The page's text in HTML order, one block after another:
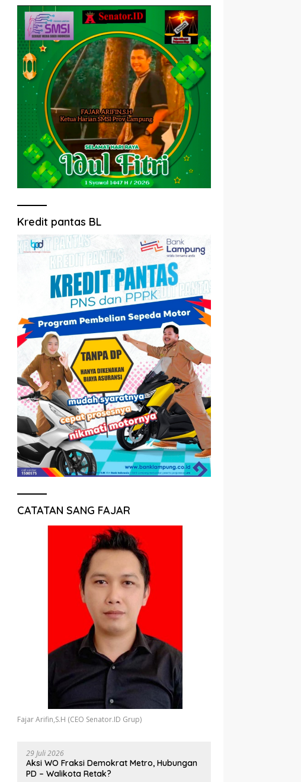
Kredit pantas BL
CATATAN SANG FAJAR
Fajar Arifin,S.H (CEO Senator.ID Grup)
29 Juli 2026
Aksi WO Fraksi Demokrat Metro, Hubungan
PD – Walikota Retak?